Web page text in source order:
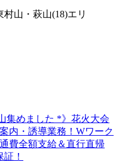
山・萩山(18)エリ
集めました *》花火大会
内・誘導業務！Wワーク
費全額支給＆直行直帰
！